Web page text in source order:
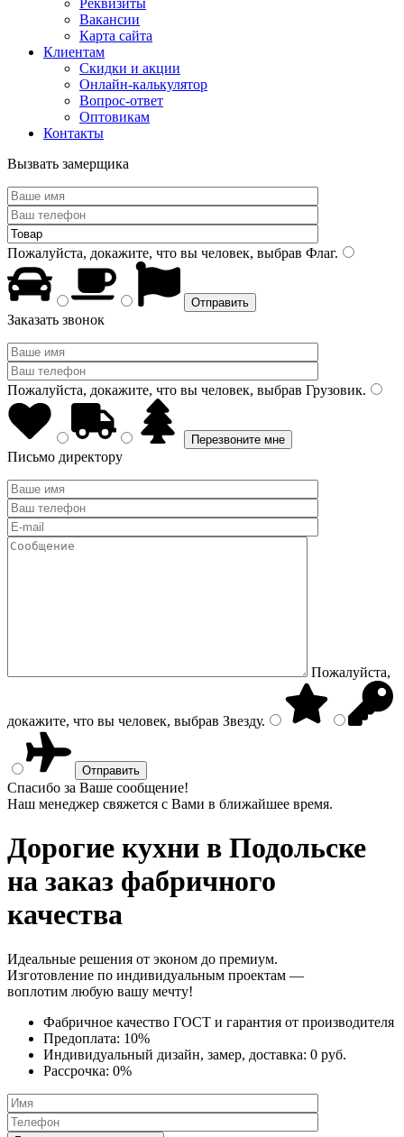
Реквизиты
Вакансии
Карта сайта
Клиентам
Скидки и акции
Онлайн-калькулятор
Вопрос-ответ
Оптовикам
Контакты
Вызвать замерщика
Пожалуйста, докажите, что вы человек, выбрав Флаг.
Заказать звонок
Пожалуйста, докажите, что вы человек, выбрав Грузовик.
Письмо директору
Пожалуйста,
докажите, что вы человек, выбрав Звезду.
Спасибо за Ваше сообщение!
Наш менеджер свяжется с Вами в ближайшее время.
Дорогие кухни в Подольске
на заказ фабричного
качества
Идеальные решения от эконом до премиум.
Изготовление по индивидуальным проектам —
воплотим любую вашу мечту!
Фабричное качество ГОСТ и гарантия от производителя
Предоплата: 10%
Индивидуальный дизайн, замер, доставка: 0 руб.
Рассрочка: 0%